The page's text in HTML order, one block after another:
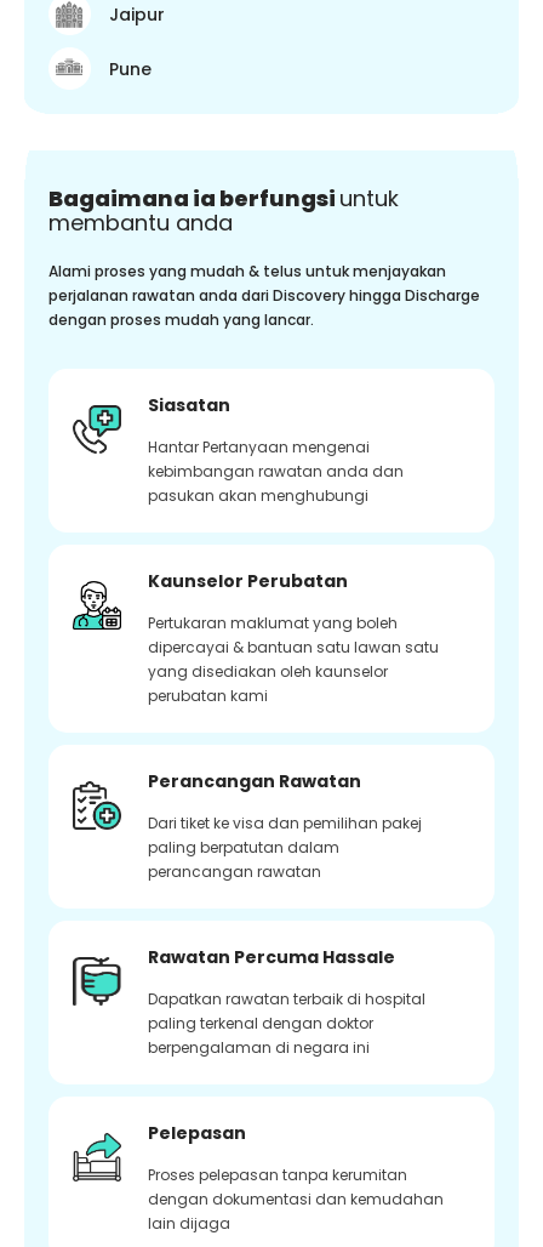
Jaipur
Pune
Bagaimana ia berfungsi untuk
membantu anda
Alami proses yang mudah & telus untuk menjayakan
perjalanan rawatan anda dari Discovery hingga Discharge
dengan proses mudah yang lancar.
Siasatan
Hantar Pertanyaan mengenai
kebimbangan rawatan anda dan
pasukan akan menghubungi
Kaunselor Perubatan
Pertukaran maklumat yang boleh
dipercayai & bantuan satu lawan satu
yang disediakan oleh kaunselor
perubatan kami
Perancangan Rawatan
Dari tiket ke visa dan pemilihan pakej
paling berpatutan dalam
perancangan rawatan
Rawatan Percuma Hassale
Dapatkan rawatan terbaik di hospital
paling terkenal dengan doktor
berpengalaman di negara ini
Pelepasan
Proses pelepasan tanpa kerumitan
dengan dokumentasi dan kemudahan
lain dijaga